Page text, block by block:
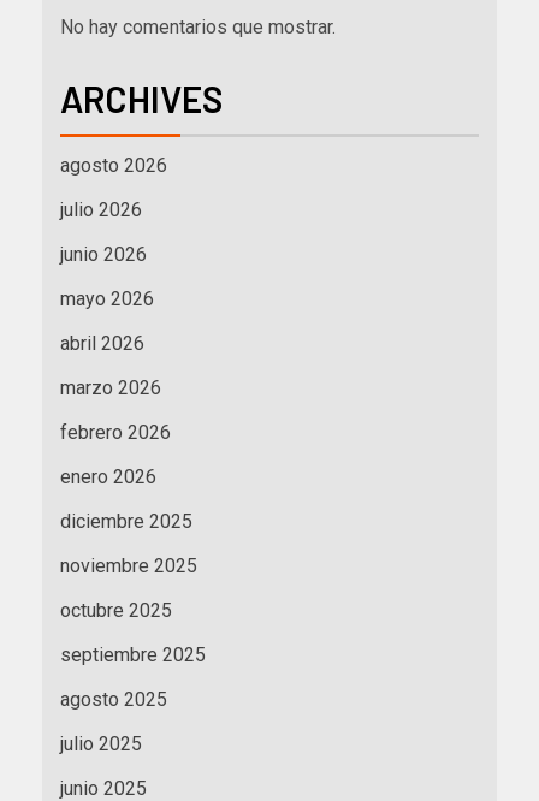
No hay comentarios que mostrar.
ARCHIVES
agosto 2026
julio 2026
junio 2026
mayo 2026
abril 2026
marzo 2026
febrero 2026
enero 2026
diciembre 2025
noviembre 2025
octubre 2025
septiembre 2025
agosto 2025
julio 2025
junio 2025